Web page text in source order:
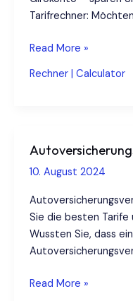
Tarifrechner:
Dringend:
Girokonto
2024
macht’s
Read More »
Rechner | Calculator
10. August 2024
Sie die besten Tarife
Wussten Sie, dass
Read More »